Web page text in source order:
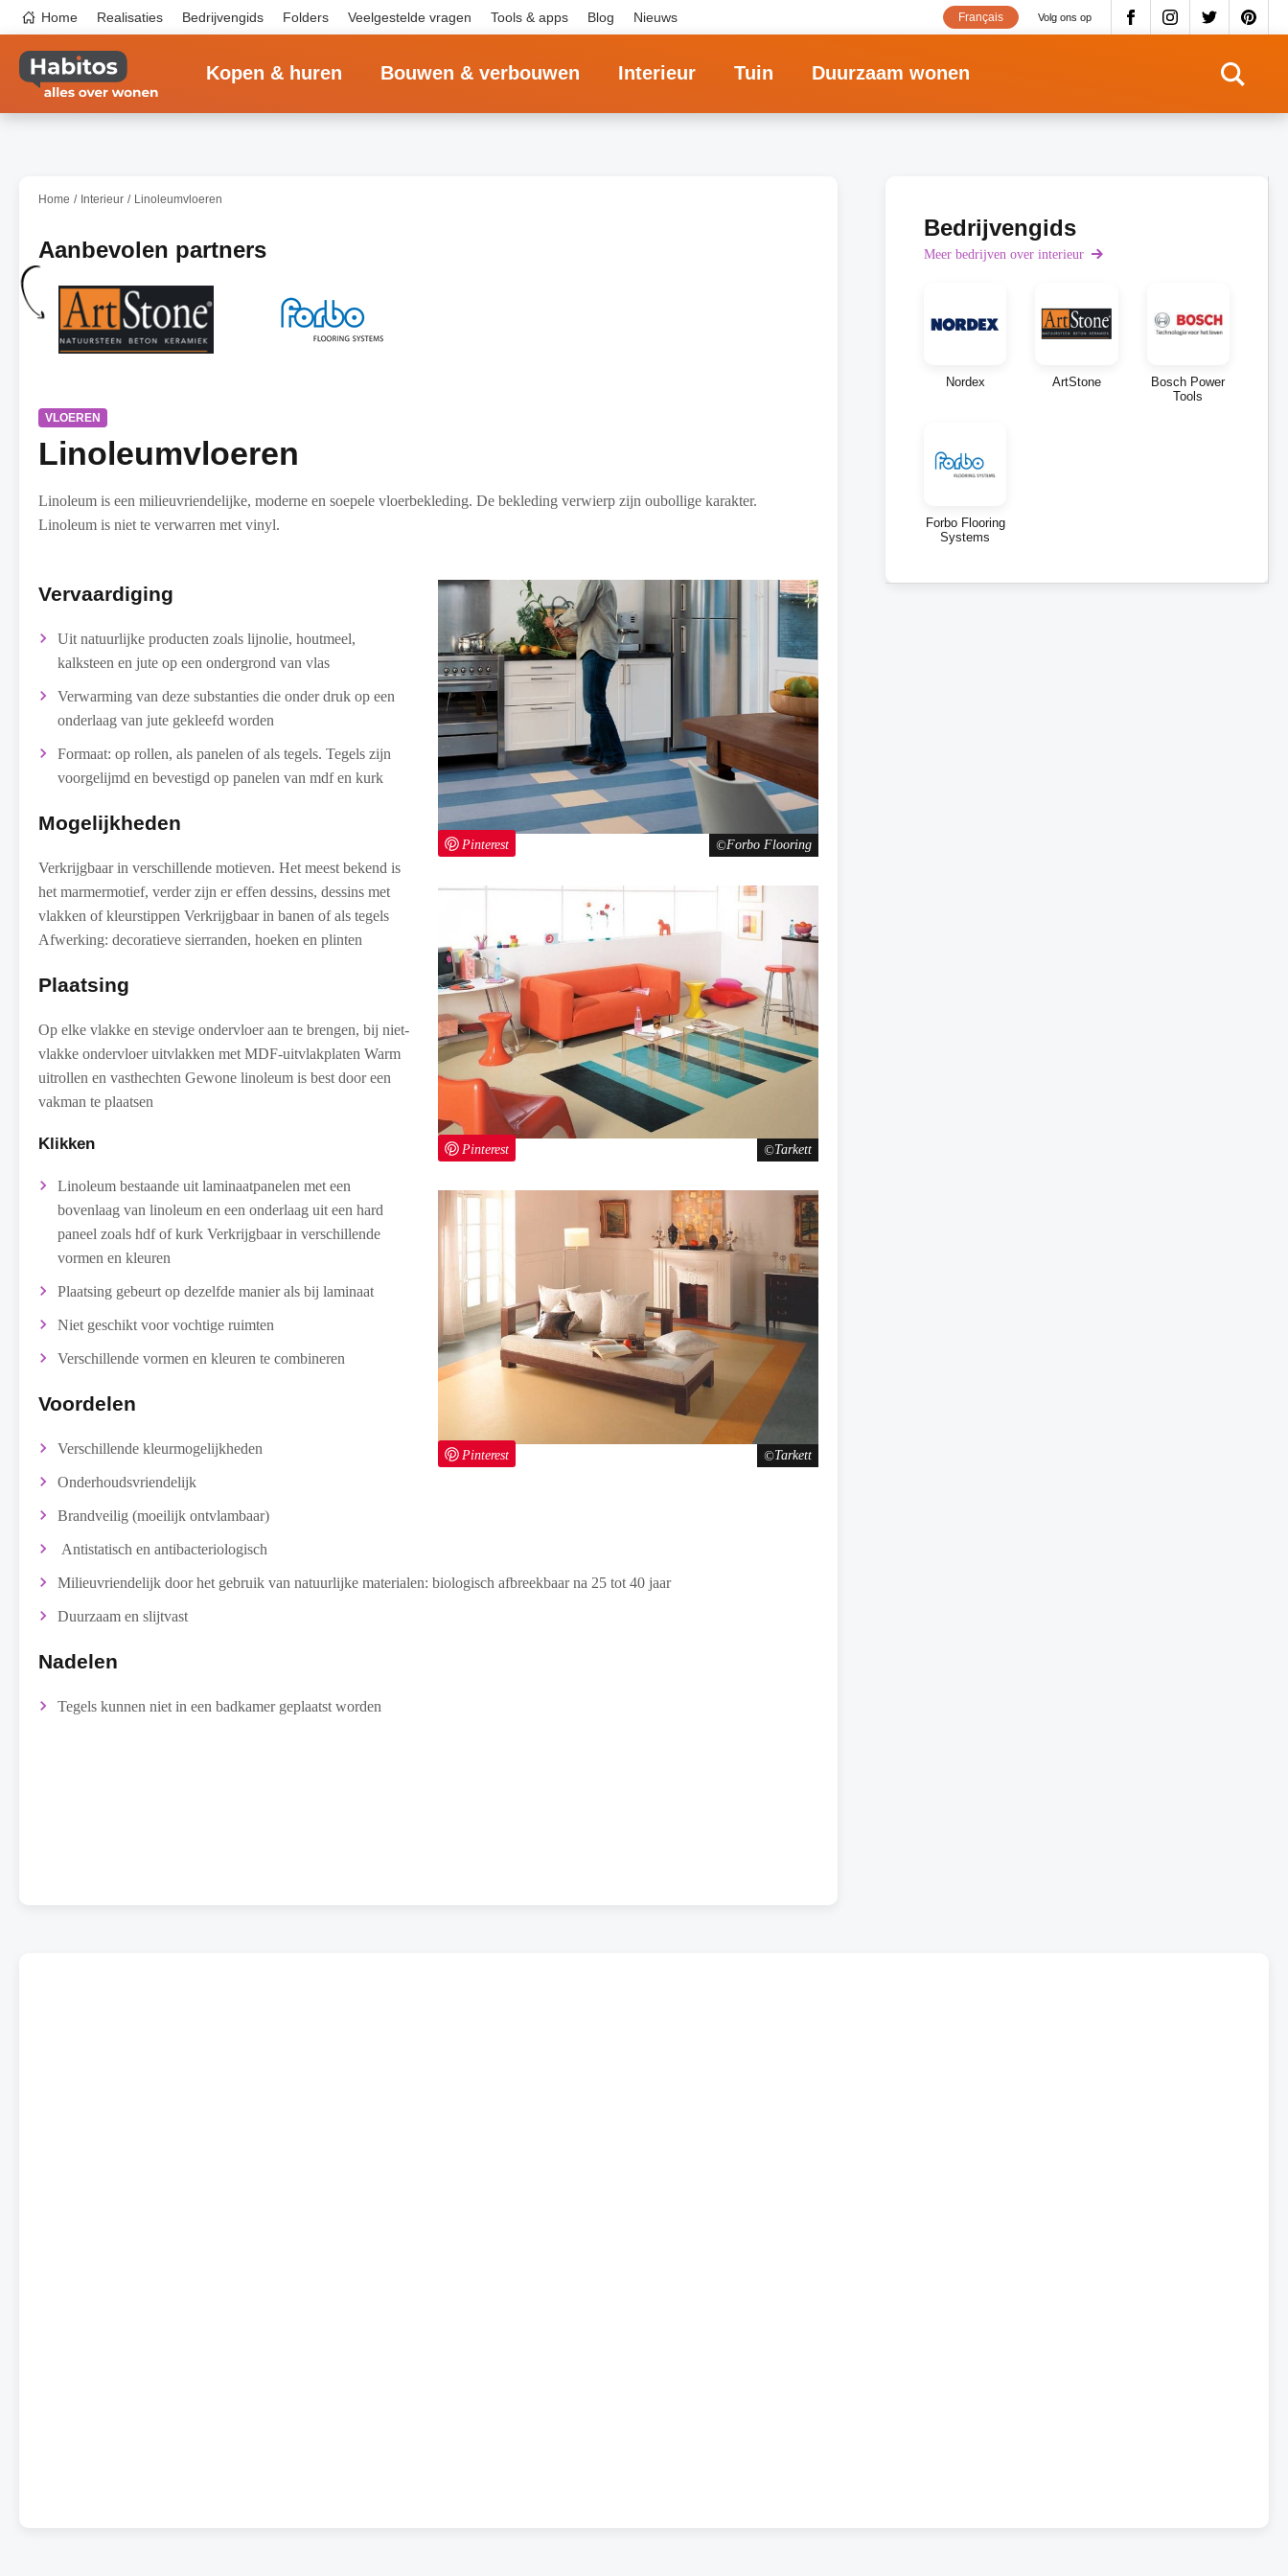
naar
inhoud
gaan
Top
navigation
Home Realisaties Bedrijvengids Folders Veelgestelde vragen Tools & apps Blog Nieuws Volg ons op
Français
Kopen & huren Bouwen & verbouwen Interieur Tuin Duurzaam wonen
Home Interieur Linoleumvloeren
Aanbevolen partners
VLOEREN
Linoleumvloeren
Linoleum is een milieuvriendelijke, moderne en soepele vloerbekleding. De bekleding verwierp zijn oubollige karakter.
Linoleum is niet te verwarren met vinyl.
Forbo Flooring
Pinterest
Tarkett
Pinterest
Tarkett
Pinterest
Vervaardiging
Uit natuurlijke producten zoals lijnolie, houtmeel,
kalksteen en jute op een ondergrond van vlas
Verwarming van deze substanties die onder druk op een
onderlaag van jute gekleefd worden
Formaat: op rollen, als panelen of als tegels. Tegels zijn
voorgelijmd en bevestigd op panelen van mdf en kurk
Mogelijkheden
Verkrijgbaar in verschillende motieven. Het meest bekend is
het marmermotief, verder zijn er effen dessins, dessins met
vlakken of kleurstippen Verkrijgbaar in banen of als tegels
Afwerking: decoratieve sierranden, hoeken en plinten
Plaatsing
Op elke vlakke en stevige ondervloer aan te brengen, bij niet-
vlakke ondervloer uitvlakken met MDF-uitvlakplaten Warm
uitrollen en vasthechten Gewone linoleum is best door een
vakman te plaatsen
Klikken
Linoleum bestaande uit laminaatpanelen met een
bovenlaag van linoleum en een onderlaag uit een hard
paneel zoals hdf of kurk Verkrijgbaar in verschillende
vormen en kleuren
Plaatsing gebeurt op dezelfde manier als bij laminaat
Niet geschikt voor vochtige ruimten
Verschillende vormen en kleuren te combineren
Voordelen
Verschillende kleurmogelijkheden
Onderhoudsvriendelijk
Brandveilig (moeilijk ontvlambaar)
Antistatisch en antibacteriologisch
Milieuvriendelijk door het gebruik van natuurlijke materialen: biologisch afbreekbaar na 25 tot 40 jaar
Duurzaam en slijtvast
Nadelen
Tegels kunnen niet in een badkamer geplaatst worden
Bedrijvengids
Meer bedrijven over interieur
Nordex ArtStone
Bosch Power
Tools
Forbo Flooring
Systems